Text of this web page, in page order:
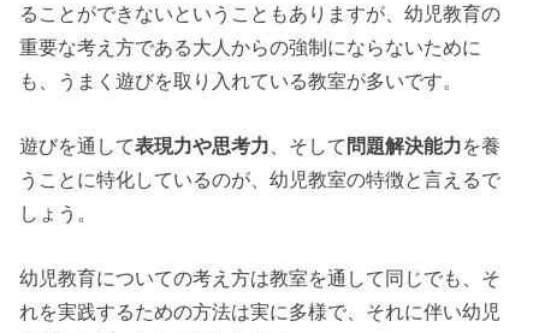
ることができないということもありますが、幼児教育の
重要な考え方である大人からの強制にならないために
も、うまく遊びを取り入れている教室が多いです。
遊びを通して表現力や思考力 、そして 問題解決能力を養
うことに特化しているのが、幼児教室の特徴と言えるで
しょう。
幼児教育についての考え方は教室を通して同じでも、そ
れを実践するための方法は実に多様で、それに伴い幼児